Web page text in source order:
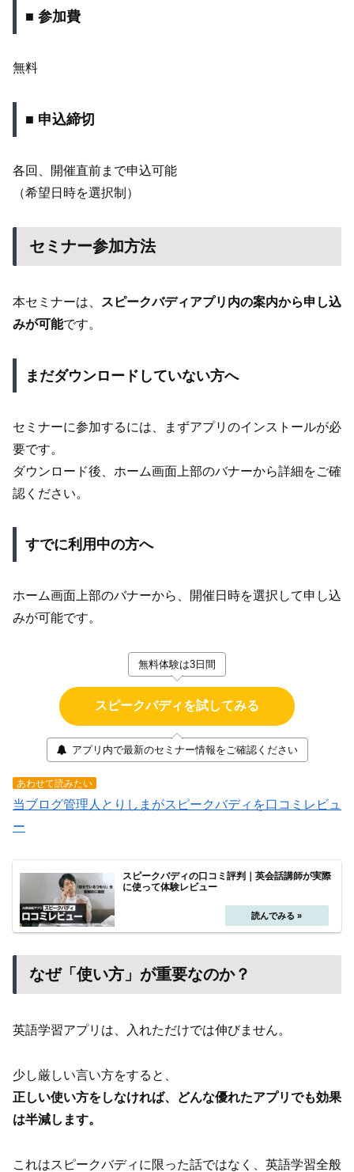
■ 参加費
無料
■ 申込締切
各回、開催直前まで申込可能
（希望日時を選択制）
セミナー参加方法
本セミナーは、
スピークバディアプリ内の案内から申し込
みが可能です。
まだダウンロードしていない方へ
セミナーに参加するには、まずアプリのインストールが必
要です。
ダウンロード後、ホーム画面上部のバナーから詳細をご確
認ください。
すでに利用中の方へ
ホーム画面上部のバナーから、開催日時を選択して申し込
みが可能です。
無料体験は3日間
スピークバディを試してみる
アプリ内で最新のセミナー情報をご確認ください
あわせて読みたい
当ブログ管理人とりしまがスピークバディを口コミレビュ
ー
スピークバディの口コミ評判｜英会話講師が実際
に使って体験レビュー
なぜ「使い方」が重要なのか？
英語学習アプリは、入れただけでは伸びません。
少し厳しい言い方をすると、
正しい使い方をしなければ、どんな優れたアプリでも効果
は半減します。
これはスピークバディに限った話ではなく、英語学習全般